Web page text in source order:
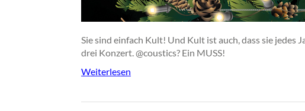
Sie sind einfach Kult! Und Kult ist auch, dass sie jedes
drei Konzert. @coustics? Ein MUSS!
Weiterlesen